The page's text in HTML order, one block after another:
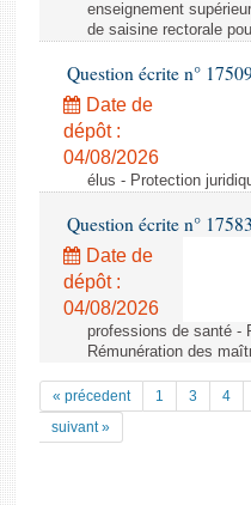
enseignement
de saisine rectorale
Question écrite n°
Date de
dépôt :
04/08/2026
élus - Protection
Question écrite n°
Date de
dépôt :
04/08/2026
professions de santé -
Rémunération des
« précedent 1 3 4
suivant »